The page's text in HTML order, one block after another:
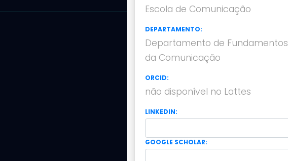
Escola de Comunicação
DEPARTAMENTO:
Departamento de Fundamentos
da Comunicação
ORCID:
não disponível no Lattes
LINKEDIN:
GOOGLE SCHOLAR: